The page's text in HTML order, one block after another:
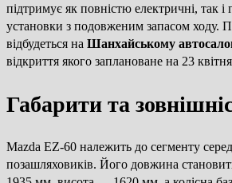
підтримує як повністю електричні, так і
установки з подовженим запасом ходу.
відбудеться на Шанхайському
відкриття якого заплановане на 23
Габарити та
Mazda EZ-60 належить до сегменту
позашляховиків. Його довжина